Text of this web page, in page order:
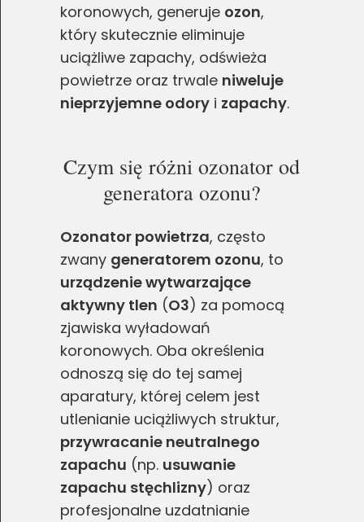
koronowych, generuje ozon,
który skutecznie eliminuje
uciążliwe zapachy, odświeża
powietrze oraz trwale niweluje
nieprzyjemne odory i zapachy.
Czym się różni ozonator od
generatora ozonu?
Ozonator powietrza, często
zwany generatorem ozonu, to
urządzenie wytwarzające
aktywny tlen (O3) za pomocą
zjawiska wyładowań
koronowych. Oba określenia
odnoszą się do tej samej
aparatury, której celem jest
utlenianie uciążliwych struktur,
przywracanie neutralnego
zapachu (np. usuwanie
zapachu stęchlizny) oraz
profesjonalne uzdatnianie